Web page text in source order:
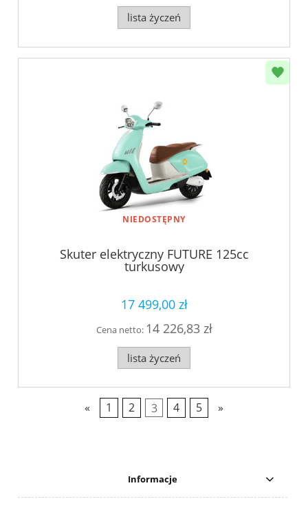
lista życzeń
NIEDOSTĘPNY
Skuter elektryczny FUTURE 125cc
turkusowy
17 499,00 zł
Cena netto: 14 226,83 zł
lista życzeń
« 1 2 3 4 5 »
Informacje